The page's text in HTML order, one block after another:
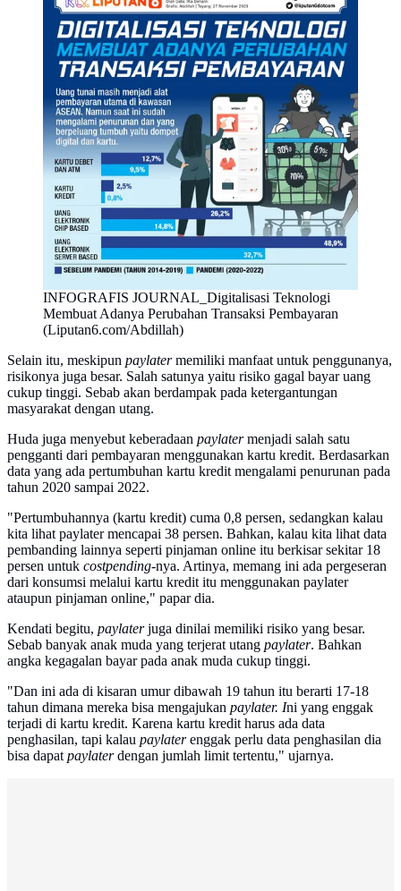
INFOGRAFIS JOURNAL_Digitalisasi Teknologi
Membuat Adanya Perubahan Transaksi Pembayaran
(Liputan6.com/Abdillah)
Selain itu, meskipun paylatermemiliki manfaat untuk penggunanya,
risikonya juga besar. Salah satunya yaitu risiko gagal bayar uang
cukup tinggi. Sebab akan berdampak pada ketergantungan
masyarakat dengan utang.
Huda juga menyebut keberadaan paylatermenjadi salah satu
pengganti dari pembayaran menggunakan kartu kredit. Berdasarkan
data yang ada pertumbuhan kartu kredit mengalami penurunan pada
tahun 2020 sampai 2022.
"Pertumbuhannya (kartu kredit) cuma 0,8 persen, sedangkan kalau
kita lihat paylater mencapai 38 persen. Bahkan, kalau kita lihat data
pembanding lainnya seperti pinjaman online itu berkisar sekitar 18
persen untuk costpending-nya. Artinya, memang ini ada pergeseran
dari konsumsi melalui kartu kredit itu menggunakan paylater
ataupun pinjaman online," papar dia.
Kendati begitu, paylaterjuga dinilai memiliki risiko yang besar.
Sebab banyak anak muda yang terjerat utang paylater. Bahkan
angka kegagalan bayar pada anak muda cukup tinggi.
"Dan ini ada di kisaran umur dibawah 19 tahun itu berarti 17-18
tahun dimana mereka bisa mengajukan paylater. Ini yang enggak
terjadi di kartu kredit. Karena kartu kredit harus ada data
penghasilan, tapi kalau paylaterenggak perlu data penghasilan dia
bisa dapat paylaterdengan jumlah limit tertentu," ujarnya.